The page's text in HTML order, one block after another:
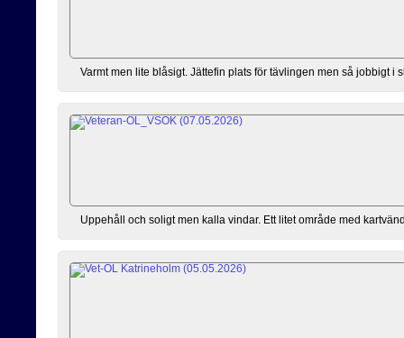
Varmt men lite blåsigt. Jättefin plats för tävlingen men så jobbigt i
Uppehåll och soligt men kalla vindar. Ett litet område med